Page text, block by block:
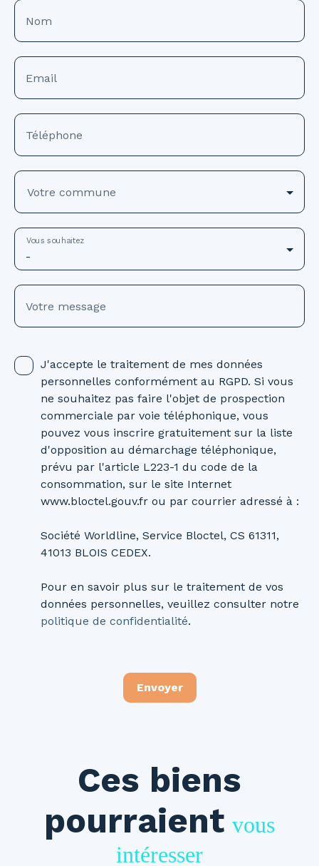
Nom
Email
Téléphone
Votre commune
-
Vous souhaitez
Votre message
J'accepte le traitement de mes données
personnelles conformément au RGPD. Si vous
ne souhaitez pas faire l'objet de prospection
commerciale par voie téléphonique, vous
pouvez vous inscrire gratuitement sur la liste
d'opposition au démarchage téléphonique,
prévu par l'article L223-1 du code de la
consommation, sur le site Internet
www.bloctel.gouv.fr ou par courrier adressé à :
Société Worldline, Service Bloctel, CS 61311,
41013 BLOIS CEDEX.
Pour en savoir plus sur le traitement de vos
données personnelles, veuillez consulter notre
politique de confidentialité.
Envoyer
Ces biens
pourraient vous
intéresser